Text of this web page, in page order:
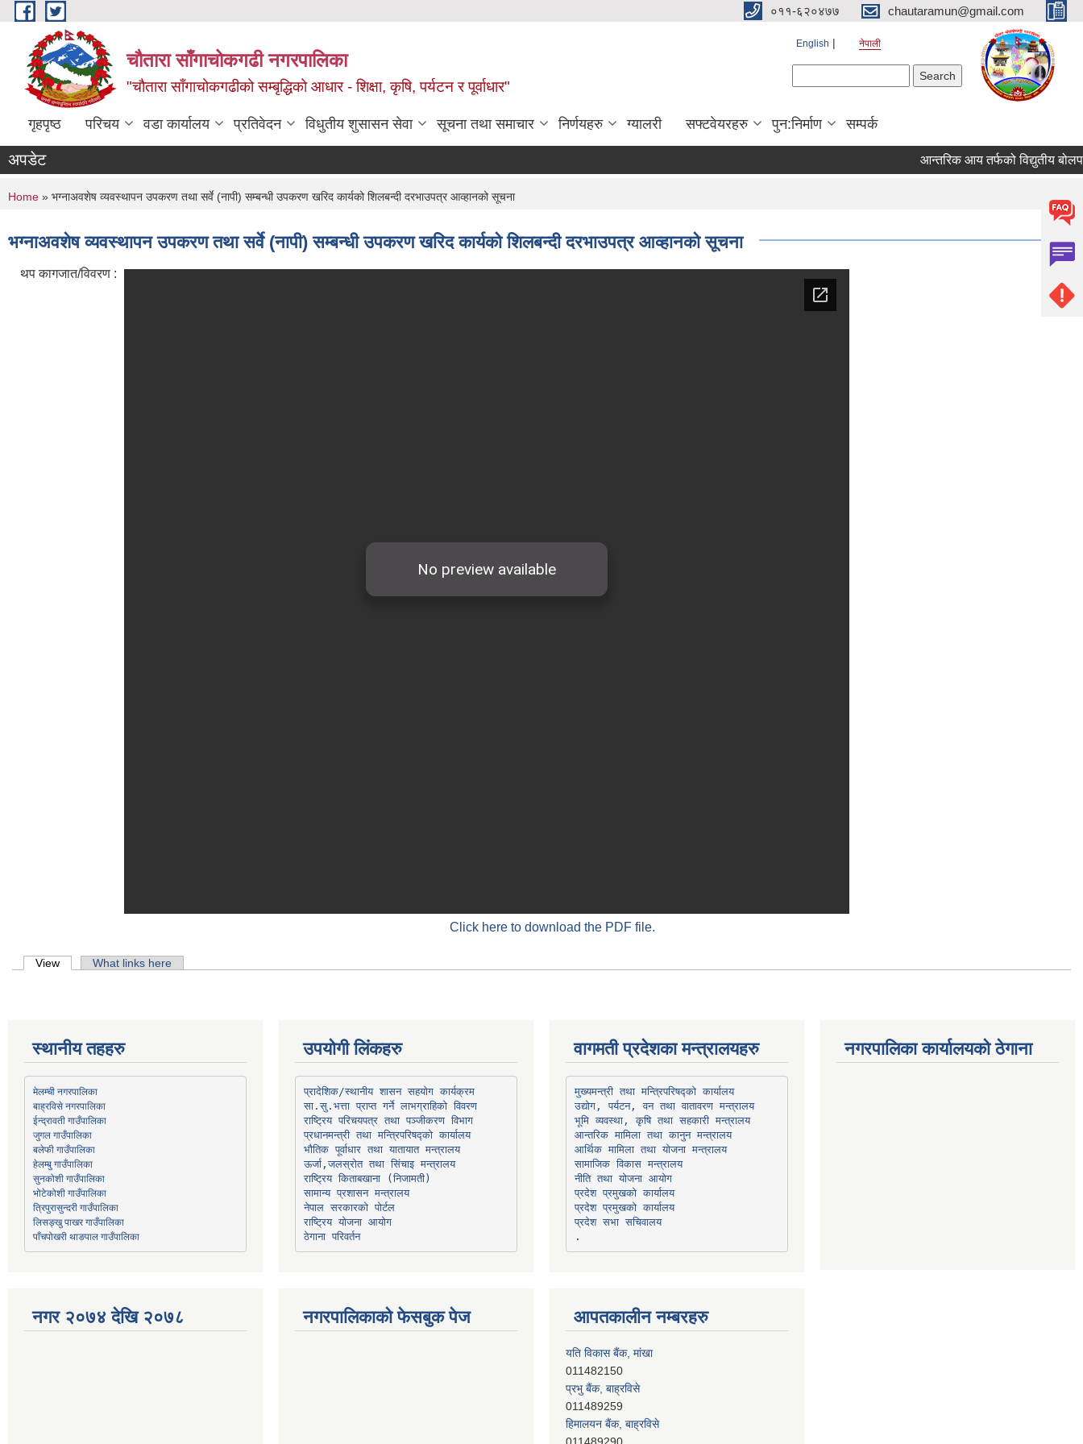
Skip to main content ०११-६२०४७७ chautaramun@gmail.com
चौतारा साँगाचोकगढी नगरपालिका
"चौतारा साँगाचोकगढीको सम्बृद्धिको आधार - शिक्षा, कृषि, पर्यटन र पूर्वाधार"
English नेपाली
गृहपृष्ठ परिचय वडा कार्यालय प्रतिवेदन विधुतीय शुसासन सेवा सूचना तथा समाचार निर्णयहरु ग्यालरी सफ्टवेयरहरु पुन:निर्माण सम्पर्क
अपडेट आन्तरिक आय तर्फको विद्युतीय बोलपत्र
You are here
Home » भग्नाअवशेष व्यवस्थापन उपकरण तथा सर्वे (नापी) सम्बन्धी उपकरण खरिद कार्यको शिलबन्दी दरभाउपत्र आव्हानको सूचना
भग्नाअवशेष व्यवस्थापन उपकरण तथा सर्वे (नापी) सम्बन्धी उपकरण खरिद कार्यको शिलबन्दी दरभाउपत्र आव्हानको सूचना
थप कागजात/विवरण :
Click here to download the PDF file.
Primary tabs
View (active tab)What links here
स्थानीय तहहरु
मेलम्ची नगरपालिका
बाह्रविसे नगरपालिका
ईन्द्रावती गाउँपालिका
जुगल गाउँपालिका
बलेफी गाउँपालिका
हेलम्बु गाउँपालिका
सुनकोशी गाउँपालिका
भोटेकोशी गाउँपालिका
त्रिपुरासुन्दरी गाउँपालिका
लिसङ्खु पाखर गाउँपालिका
पाँचपोखरी थाङपाल गाउँपालिका
नगर २०७४ देखि २०७८
उपयोगी लिंकहरु
प्रादेशिक/स्थानीय शासन सहयोग कार्यक्रम
सा.सु.भत्ता प्राप्त गर्ने लाभग्राहिको विवरण
राष्ट्रिय परिचयपत्र तथा पञ्‍जीकरण विभाग
प्रधानमन्त्री तथा मन्त्रिपरिषद्को कार्यालय
भौतिक पूर्वाधार तथा यातायात मन्त्रालय
ऊर्जा,जलस्रोत तथा सिंचाइ मन्त्रालय
सामान्य प्रशासन मन्त्रालय
नेपाल सरकारको पोर्टल
राष्ट्रिय योजना आयोग
ठेगाना परिवर्तन
नगरपालिकाको फेसबुक पेज
वागमती प्रदेशका मन्त्रालयहरु
मुख्यमन्त्री तथा मन्त्रिपरिषद्को कार्यालय
उद्योग, पर्यटन, वन तथा वातावरण मन्त्रालय
भूमि व्यवस्था, कृषि तथा सहकारी मन्त्रालय
आन्तरिक मामिला तथा कानुन मन्त्रालय
आर्थिक मामिला तथा योजना मन्त्रालय
सामाजिक विकास मन्त्रालय
नीति तथा योजना आयोग
प्रदेश प्रमुखको कार्यालय
प्रदेश प्रमुखको कार्यालय
प्रदेश सभा सचिवालय
आपतकालीन नम्बरहरु
यति विकास बैंक, मांखा
011482150
प्रभु बैंक, बाह्रविसे
011489259
हिमालयन बैंक, बाह्रविसे
नगरपालिका कार्यालयको ठेगाना